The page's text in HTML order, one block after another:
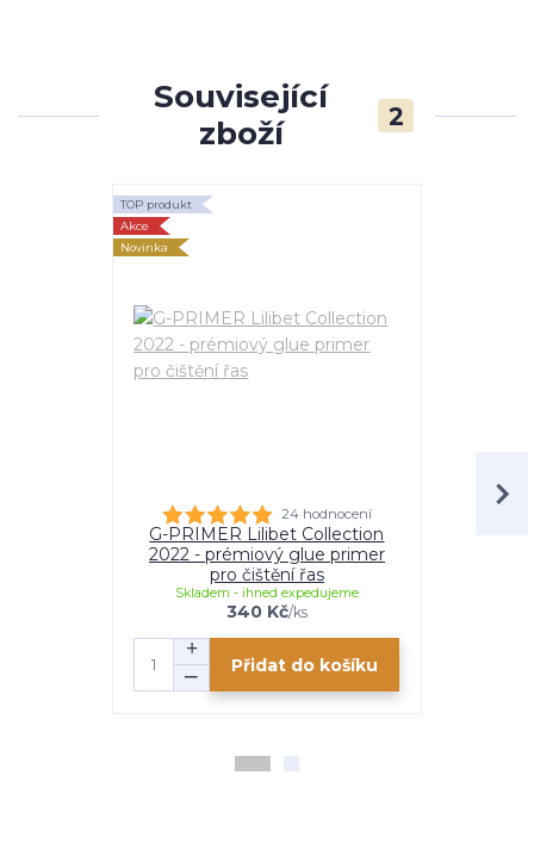
Související
zboží
2
TOP produkt
Akce
Novinka
24 hodnocení
G-PRIMER Lilibet Collection
2022 - prémiový glue primer
pro čištění řas
340 Kč/ks
Skladem - ihned expedujeme
Přidat do košíku